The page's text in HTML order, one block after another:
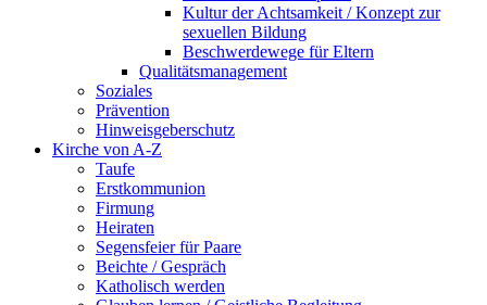
Kultur der Achtsamkeit / Konzept zur
sexuellen Bildung
Beschwerdewege für Eltern
Qualitätsmanagement
Soziales
Prävention
Hinweisgeberschutz
Kirche von A-Z
Taufe
Erst­kommunion
Firmung
Heiraten
Segensfeier für Paare
Beichte /​ Gespräch
Katholisch werden